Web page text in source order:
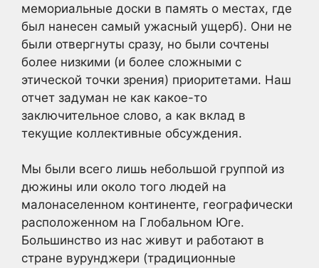
мемориальные доски в память о местах, где
был нанесен самый ужасный ущерб). Они не
были отвергнуты сразу, но были сочтены
более низкими (и более сложными с
этической точки зрения) приоритетами. Наш
отчет задуман не как какое-то
заключительное слово, а как вклад в
текущие коллективные обсуждения.
Мы были всего лишь небольшой группой из
дюжины или около того людей на
малонаселенном континенте, географически
расположенном на Глобальном Юге.
Большинство из нас живут и работают в
стране вурунджери (традиционные